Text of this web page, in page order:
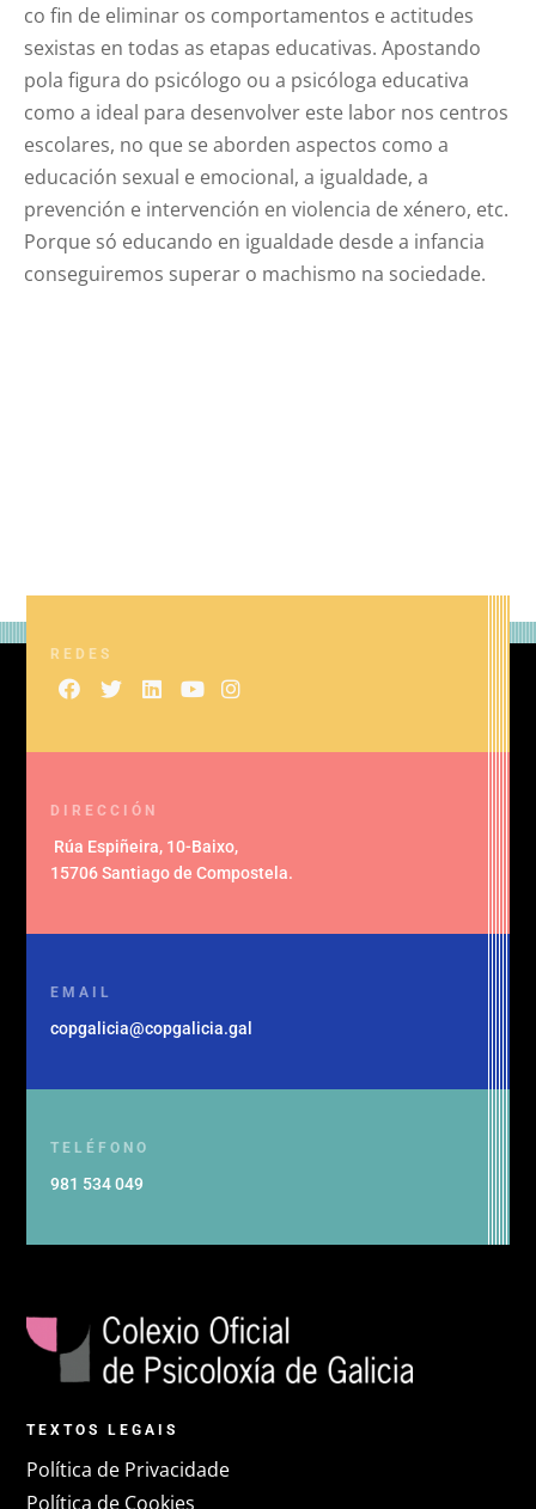
co fin de eliminar os comportamentos e actitudes
sexistas en todas as etapas educativas. Apostando
pola figura do psicólogo ou a psicóloga educativa
como a ideal para desenvolver este labor nos centros
escolares, no que se aborden aspectos como a
educación sexual e emocional, a igualdade, a
prevención e intervención en violencia de xénero, etc.
Porque só educando en igualdade desde a infancia
conseguiremos superar o machismo na sociedade.
REDES
DIRECCIÓN
Rúa Espiñeira, 10-Baixo,
15706 Santiago de Compostela.
EMAIL
copgalicia@copgalicia.gal
TELÉFONO
981 534 049
TEXTOS LEGAIS
Política de Privacidade
Política de Cookies